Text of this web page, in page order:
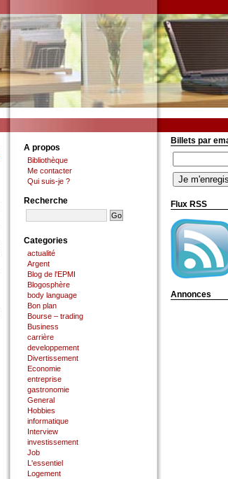
A propos
Bibliothèque
Me contacter
Qui suis-je ?
Recherche
Categories
actualité
Argent
Blog de l'EPMI
Blogosphère
body language
Bon plan
Bourse – trading
Business
carrière
developpement
Divertissement
Economie
entreprise
gastronomie
General
Hobbies
informatique
Interview
investissement
Job
L'essentiel
Logement
Billets par
Flux RSS
Annonces